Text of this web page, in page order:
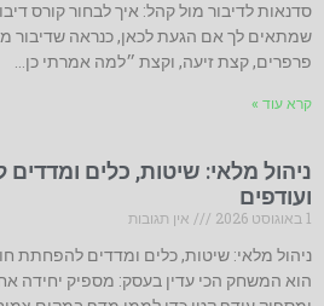
סדנאות לדיבור מול קהל: איך לבחור קורס
שמתאים לך אם הגעת לכאן, כנראה שדיבור
פרפרים, קצת זיעה, וקצת ״למה אמרתי כן…
קרא עוד »
ניהול מלאי: שיטות, כלים
ועודפים
1 באוגוסט 2026
אין תגובות
ניהול מלאי: שיטות, כלים ומדדים להפחתת
הוא המשחק הכי עדין בעסק: מספיק יחידה